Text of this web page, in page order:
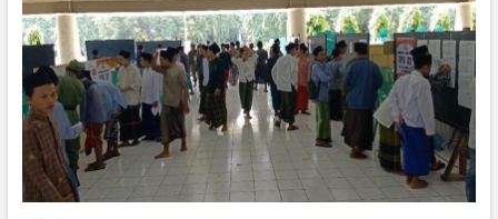
o
l
i
t
i
I
n
d
o
:
A
n
c
m
a
n
e